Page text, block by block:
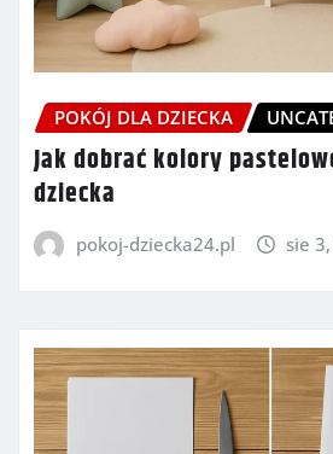
POKÓJ DLA DZIECKA
Jak dobrać kolory
dziecka
pokoj-dziecka24.pl sie